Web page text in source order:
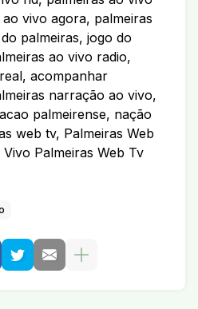
vivo agora, palmeiras
palmeiras, jogo do
ao vivo radio,
acompanhar
narração ao vivo,
palmeirense, nação
web tv, Palmeiras Web
Palmeiras Web Tv